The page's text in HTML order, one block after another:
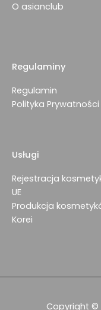
O asianclub
Regulaminy
Regulamin
Polityka Prywatności
Usługi
Rejestracja
UE
Produkcja
Korei
Copyright ©